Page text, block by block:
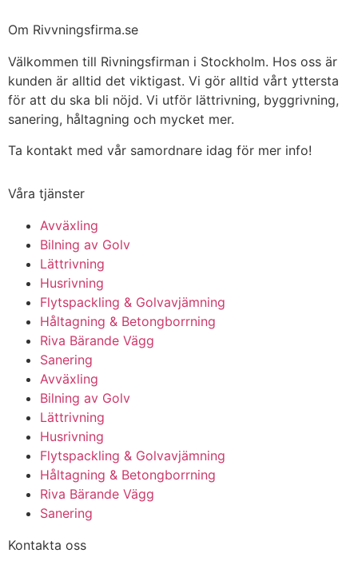
Om Rivvningsfirma.se
Välkommen till Rivningsfirman i Stockholm. Hos oss är
kunden är alltid det viktigast. Vi gör alltid vårt yttersta
för att du ska bli nöjd. Vi utför lättrivning, byggrivning,
sanering, håltagning och mycket mer.
Ta kontakt med vår samordnare idag för mer info!
Våra tjänster
Avväxling
Bilning av Golv
Lättrivning
Husrivning
Flytspackling & Golvavjämning
Håltagning & Betongborrning
Riva Bärande Vägg
Sanering
Avväxling
Bilning av Golv
Lättrivning
Husrivning
Flytspackling & Golvavjämning
Håltagning & Betongborrning
Riva Bärande Vägg
Sanering
Kontakta oss